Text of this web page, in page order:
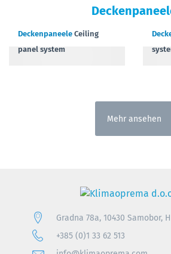
DeckenpaneeleCeiling
panel system
Mehr ansehen
Gradna 78a, 10430 Samobor,
+385 (0)1 33 62 513